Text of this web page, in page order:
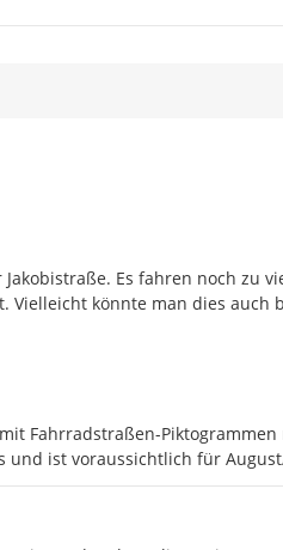
Es fahren noch zu
könnte man dies auch
Fahrradstraßen-
ist voraussichtlich für